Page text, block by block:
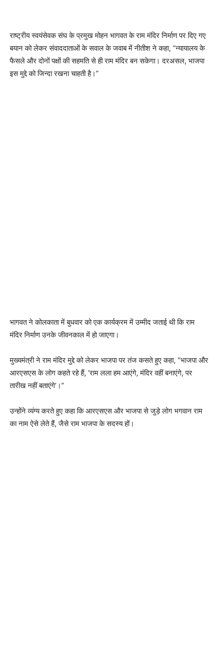
राष्ट्रीय स्वयंसेवक संघ के प्रमुख मोहन भागवत के राम मंदिर निर्माण पर दिए गए
बयान को लेकर संवाददाताओं के सवाल के जवाब में नीतीश ने कहा, “न्यायालय के
फैसले और दोनों पक्षों की सहमति से ही राम मंदिर बन सकेगा। दरअसल, भाजपा
इस मुद्दे को जिन्दा रखना चाहती है।”
भागवत ने कोलकाता में बुधवार को एक कार्यक्रम में उम्मीद जताई थी कि राम
मंदिर निर्माण उनके जीवनकाल में हो जाएगा।
मुख्यमंत्री ने राम मंदिर मुद्दे को लेकर भाजपा पर तंज कसते हुए कहा, “भाजपा और
आरएसएस के लोग कहते रहे हैं, ‘राम लला हम आएंगे, मंदिर वहीं बनाएंगे, पर
तारीख नहीं बताएंगे’।”
उन्होंने व्यंग्य करते हुए कहा कि आरएसएस और भाजपा से जुड़े लोग भगवान राम
का नाम ऐसे लेते हैं, जैसे राम भाजपा के सदस्य हों।